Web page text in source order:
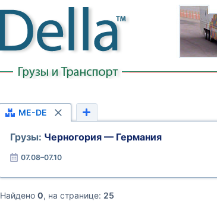
ME-DE
Грузы: Черногория — Германия
07.08–07.10
Найдено 0, на странице: 25